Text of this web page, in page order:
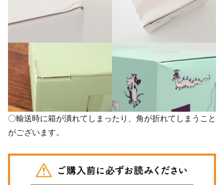
〇輸送時に箱が潰れてしまったり、角が折れてしまうこと
がございます。